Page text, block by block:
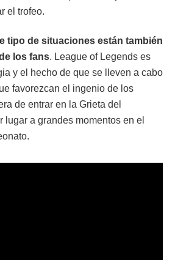
el trofeo.
tipo de situaciones están también
los fans. League of Legends es
y el hecho de que se lleven a cabo
favorezcan el ingenio de los
de entrar en la Grieta del
lugar a grandes momentos en el